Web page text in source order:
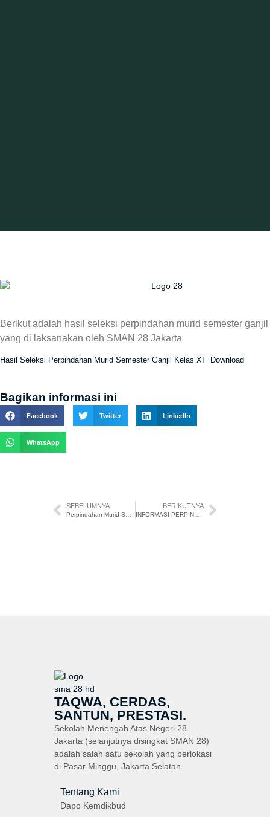
Berikut adalah hasil seleksi perpindahan murid semester ganjil
yang di laksanakan oleh SMAN 28 Jakarta
Hasil Seleksi Perpindahan Murid Semester Ganjil Kelas XI Download
Bagikan informasi ini
Facebook Twitter LinkedIn
WhatsApp
SEBELUMNYA BERIKUTNYA
INFORMASI PERPINDAHAN MURID SEMESTER GENAP TAHUN PELAJARAN 2025/2026
TAQWA, CERDAS,
SANTUN, PRESTASI.
Sekolah Menengah Atas Negeri 28
Jakarta (selanjutnya disingkat SMAN 28)
adalah salah satu sekolah yang berlokasi
di Pasar Minggu, Jakarta Selatan.
Tentang Kami
Dapo Kemdikbud